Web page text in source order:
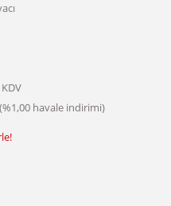
havale indirimi)